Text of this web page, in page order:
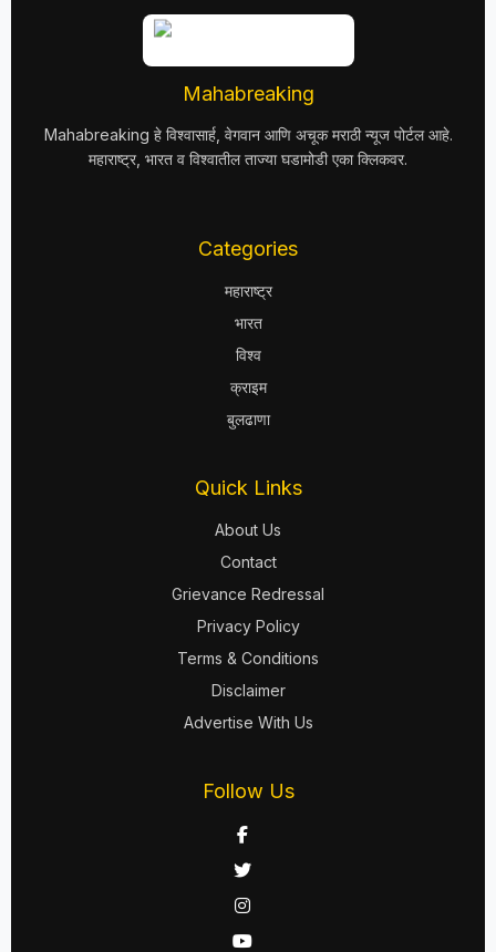
Mahabreaking
Mahabreaking हे विश्वासार्ह, वेगवान आणि अचूक मराठी न्यूज पोर्टल आहे.
महाराष्ट्र, भारत व विश्वातील ताज्या घडामोडी एका क्लिकवर.
Categories
महाराष्ट्र
भारत
विश्व
क्राइम
बुलढाणा
Quick Links
About Us
Contact
Grievance Redressal
Privacy Policy
Terms & Conditions
Disclaimer
Advertise With Us
Follow Us